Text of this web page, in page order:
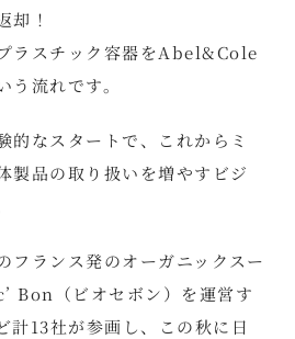
却！
ラスチック容器をAbel&Cole
流れです。
的なスタートで、これからミ
製品の取り扱いを増やすビジ
フランス発のオーガニックスー
Bon（ビオセボン）を運営す
計13社が参画し、この秋に日